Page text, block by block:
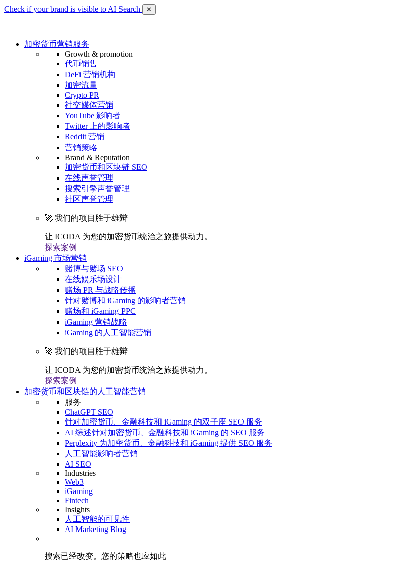
Check if your brand is visible to AI Search ✕
加密货币营销服务
Growth & promotion
代币销售
DeFi 营销机构
加密流量
Crypto PR
社交媒体营销
YouTube 影响者
Twitter 上的影响者
Reddit 营销
营销策略
Brand & Reputation
加密货币和区块链 SEO
在线声誉管理
搜索引擎声誉管理
社区声誉管理
🚀 我们的项目胜于雄辩
让 ICODA 为您的加密货币统治之旅提供动力。
探索案例
iGaming 市场营销
赌博与赌场 SEO
在线娱乐场设计
赌场 PR 与战略传播
针对赌博和 iGaming 的影响者营销
赌场和 iGaming PPC
iGaming 营销战略
iGaming 的人工智能营销
🚀 我们的项目胜于雄辩
让 ICODA 为您的加密货币统治之旅提供动力。
探索案例
加密货币和区块链的人工智能营销
服务
ChatGPT SEO
针对加密货币、金融科技和 iGaming 的双子座 SEO 服务
AI 综述针对加密货币、金融科技和 iGaming 的 SEO 服务
Perplexity 为加密货币、金融科技和 iGaming 提供 SEO 服务
人工智能影响者营销
AI SEO
Industries
Web3
iGaming
Fintech
Insights
人工智能的可见性
AI Marketing Blog
搜索已经改变。 您的策略也应如此